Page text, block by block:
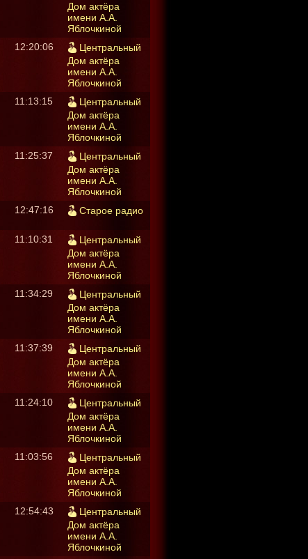
Дом актёра
имени А.А.
Яблочкиной
12:20:06
Центральный
Дом актёра
имени А.А.
Яблочкиной
11:13:15
Центральный
Дом актёра
имени А.А.
Яблочкиной
11:25:37
Центральный
Дом актёра
имени А.А.
Яблочкиной
12:47:16 Старое радио
11:10:31
Центральный
Дом актёра
имени А.А.
Яблочкиной
11:34:29
Центральный
Дом актёра
имени А.А.
Яблочкиной
11:37:39
Центральный
Дом актёра
имени А.А.
Яблочкиной
11:24:10
Центральный
Дом актёра
имени А.А.
Яблочкиной
11:03:56
Центральный
Дом актёра
имени А.А.
Яблочкиной
12:54:43
Центральный
Дом актёра
имени А.А.
Яблочкиной